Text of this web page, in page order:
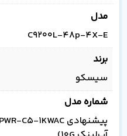
مدل
C9200L-48p-4X-E
برند
سیسکو
شماره مدل